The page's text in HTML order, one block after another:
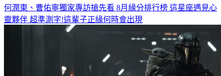
何潤東、曹佑寧獨家專訪搶先看 8月緣分排行榜 這星座遇見心
靈夥伴 超準測字!這輩子正緣何時會出現